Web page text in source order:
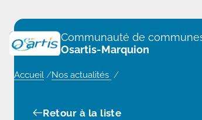
Communauté de
Osartis-Marquion
Accueil /Nos actualités /
Retour à la liste